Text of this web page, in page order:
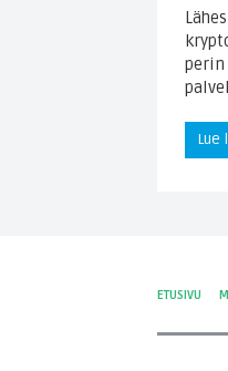
perin
Lue
ETUSIVU